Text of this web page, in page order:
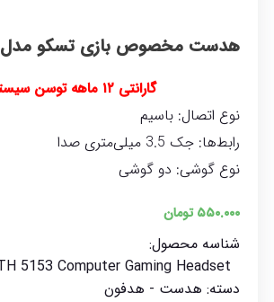
هدست مخصوص بازی تسکو مدل TH 5153
گارانتی ۱۲ ماهه توسن سیستم
نوع اتصال: باسیم
رابط‌ها: جک 3.5 میلی‌متری صدا
نوع گوشی: دو گوشی
۵۵۰.۰۰۰ تومان
شناسه محصول:
دسته: هدست - هدفون